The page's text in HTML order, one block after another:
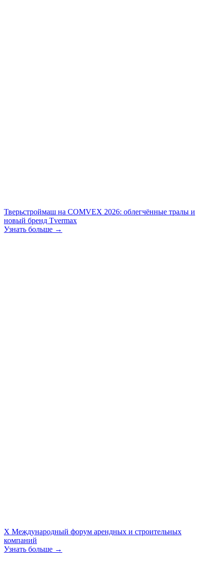
Тверьстроймаш на COMVEX 2026: облегчённые тралы и
новый бренд Tvermax
Узнать больше →
X Международный форум арендных и строительных
компаний
Узнать больше →